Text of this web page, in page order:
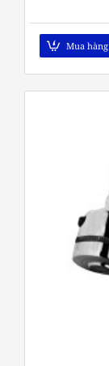
Mua hàng